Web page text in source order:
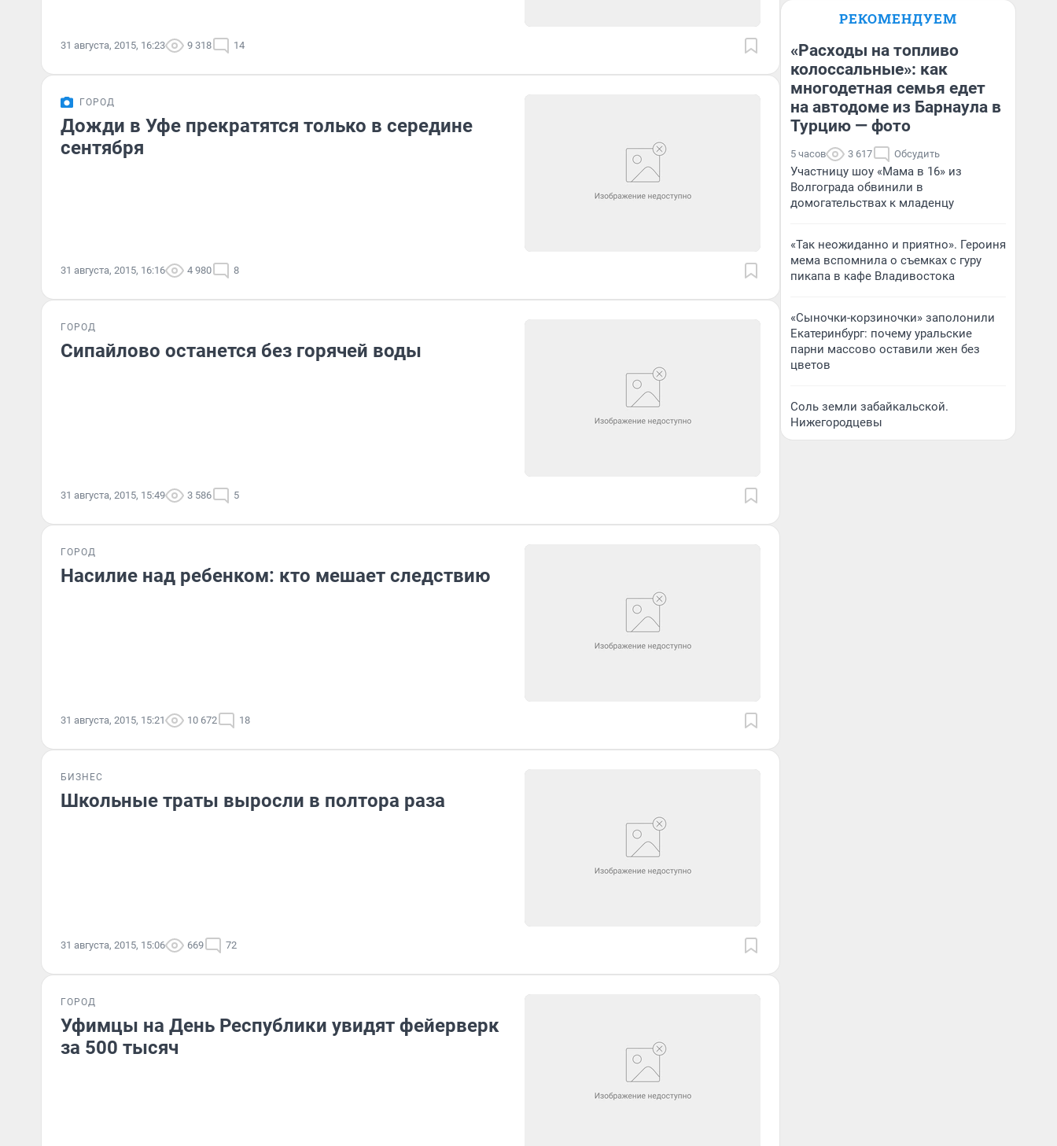
31 августа, 2015, 16:23 9 318 14
ГОРОД
Дожди в Уфе прекратятся только в середине
сентября
31 августа, 2015, 16:16 4 980 8
ГОРОД
Сипайлово останется без горячей воды
31 августа, 2015, 15:49 3 586 5
ГОРОД
Насилие над ребенком: кто мешает следствию
31 августа, 2015, 15:21 10 672 18
БИЗНЕС
Школьные траты выросли в полтора раза
31 августа, 2015, 15:06 669 72
ГОРОД
Уфимцы на День Республики увидят фейерверк
за 500 тысяч
РЕКОМЕНДУЕМ
«Расходы на топливо
колоссальные»: как
многодетная семья едет
на автодоме из Барнаула в
Турцию — фото
5 часов 3 617 Обсудить
Участницу шоу «Мама в 16» из
Волгограда обвинили в
домогательствах к младенцу
«Так неожиданно и приятно». Героиня
мема вспомнила о съемках с гуру
пикапа в кафе Владивостока
«Сыночки-корзиночки» заполонили
Екатеринбург: почему уральские
парни массово оставили жен без
цветов
Соль земли забайкальской.
Нижегородцевы